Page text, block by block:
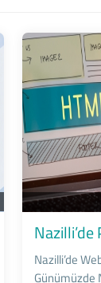
Nazilli’de
Günümüzde